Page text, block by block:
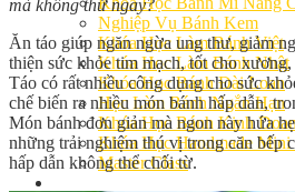
Nghiệp Vụ Bánh Kem
Khóa Học Làm Bánh Việt
Khóa Học Làm Bánh Nhật
Khóa Học Bánh Đài Loan
Học Làm Bánh Ngắn Hạn
Khóa Học Bánh Kinh
Khóa Học Handmade Mini
Master Class
mà không thử ngay?
Ăn táo giúp ngăn ngừa ung thư, giảm
thiện sức khỏe tim mạch, tốt cho
Táo có rất nhiều công dụng cho sức
chế biến ra nhiều món bánh hấp dẫn,
Món bánh đơn giản mà ngon này hứa
những trải nghiệm thú vị trong căn bếp
hấp dẫn không thể chối từ.